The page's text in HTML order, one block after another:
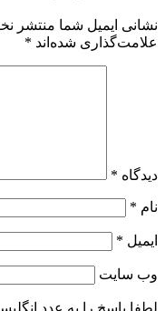
نشانی ایمیل شما منتشر
علامت‌گذاری شده‌اند *
دیدگاه *
نام *
ایمیل *
وب‌ سایت
لطفا پاسخ را به عدد